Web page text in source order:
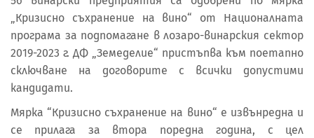
„Кризисно съхранение на вино“ от Националната
програма за подпомагане в лозаро-винарския сектор
2019-2023 г. ДФ „Земеделие“ пристъпва към поетапно
сключване на договорите с всички допустими
кандидати.
Мярка “Кризисно съхранение на вино“ е извънредна и
се прилага за втора поредна година, с цел